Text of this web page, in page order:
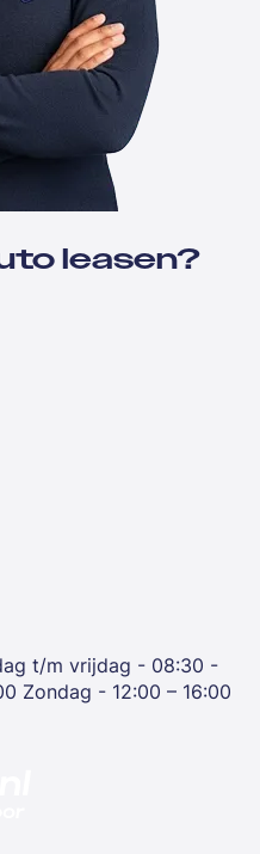
leasen?
t/m vrijdag - 08:30 -
Zondag - 12:00 – 16:00